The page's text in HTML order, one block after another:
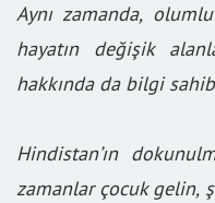
Aynı zamanda,
hayatın değişik
hakkında da bilgi
Hindistan’ın
zamanlar çocuk gelin,